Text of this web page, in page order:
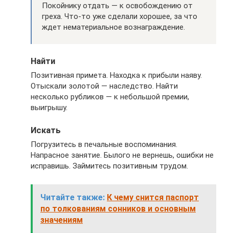
Покойнику отдать — к освобождению от
греха. Что-то уже сделали хорошее, за что
ждет нематериальное вознаграждение.
Найти
Позитивная примета. Находка к прибыли наяву.
Отыскали золотой — наследство. Найти
несколько рубликов — к небольшой премии,
выигрышу.
Искать
Погрузитесь в печальные воспоминания.
Напрасное занятие. Былого не вернешь, ошибки не
исправишь. Займитесь позитивным трудом.
Читайте также: К чему снится паспорт
по толкованиям сонников и основным
значениям